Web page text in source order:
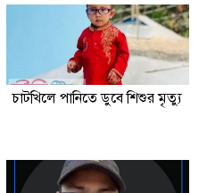
চাটখিলে পানিতে ডুবে শিশুর মৃত্যু